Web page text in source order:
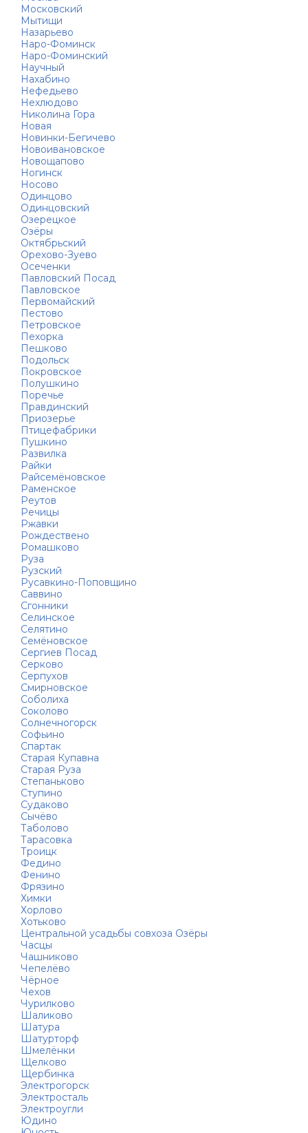
Московский
Мытищи
Назарьево
Наро-Фоминск
Наро-Фоминский
Научный
Нахабино
Нефедьево
Нехлюдово
Николина Гора
Новая
Новинки-Бегичево
Новоивановское
Новощапово
Ногинск
Носово
Одинцово
Одинцовский
Озерецкое
Озёры
Октябрьский
Орехово-Зуево
Осеченки
Павловский Посад
Павловское
Первомайский
Пестово
Петровское
Пехорка
Пешково
Подольск
Покровское
Полушкино
Поречье
Правдинский
Приозерье
Птицефабрики
Пушкино
Развилка
Райки
Райсемёновское
Раменское
Реутов
Речицы
Ржавки
Рождествено
Ромашково
Руза
Рузский
Русавкино-Поповщино
Саввино
Сгонники
Селинское
Селятино
Семёновское
Сергиев Посад
Серково
Серпухов
Смирновское
Соболиха
Соколово
Солнечногорск
Софьино
Спартак
Старая Купавна
Старая Руза
Степаньково
Ступино
Судаково
Сычёво
Таболово
Тарасовка
Троицк
Федино
Фенино
Фрязино
Химки
Хорлово
Хотьково
Центральной усадьбы совхоза Озёры
Часцы
Чашниково
Чепелёво
Чёрное
Чехов
Чурилково
Шаликово
Шатура
Шатурторф
Шмелёнки
Щелково
Щербинка
Электрогорск
Электросталь
Электроугли
Юдино